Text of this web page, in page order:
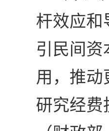
杆效应和
引民间
用，推
研究经费